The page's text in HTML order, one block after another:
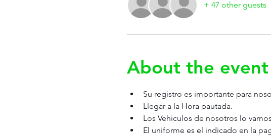
+ 47 other guests
About the event
Su registro es importante para
Llegar a la Hora pautada.
Los Vehiculos de nosotros lo
El uniforme es el indicado en la